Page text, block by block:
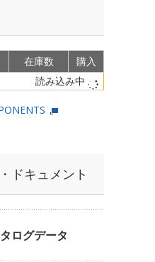
在庫数
購入
読み込み中
ドキュメント
ログデータ